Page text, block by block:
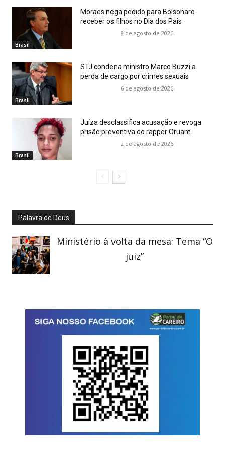
Brasil
Moraes nega pedido para Bolsonaro
receber os filhos no Dia dos Pais
8 de agosto de 2026
Brasil
STJ condena ministro Marco Buzzi a
perda de cargo por crimes sexuais
6 de agosto de 2026
Brasil
Juíza desclassifica acusação e revoga
prisão preventiva do rapper Oruam
2 de agosto de 2026
Palavra de Deus
Ministério à volta da mesa: Tema “O
juiz”